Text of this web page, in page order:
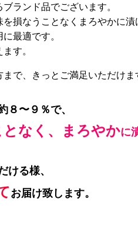
ランド品でございます。
損なうことなくまろやかに漬
最適です。
す。
で、きっとご満足いただけま
８〜９％で、
なく、まろやかに
ける様、
お届け致します。